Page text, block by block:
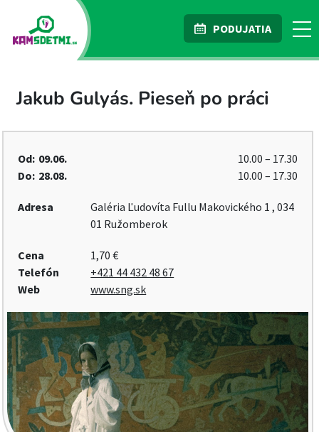
PODUJATIA
Jakub Gulyás. Pieseň po práci
Od: 09.06.
10.00 – 17.30
Do: 28.08. 10.00 – 17.30
Adresa
Galéria Ľudovíta Fullu Makovického 1 , 034
01 Ružomberok
Cena
1,70 €
Telefón
+421 44 432 48 67
Web
www.sng.sk